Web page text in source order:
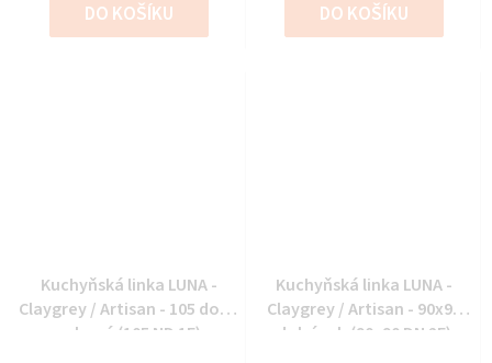
DO KOŠÍKU DO KOŠÍKU
Kuchyňská linka LUNA -
Claygrey / Artisan - 105 dolní
rohová (105 ND 1F)
Kuchyňská linka LUNA -
Claygrey / Artisan - 90x90
dolní roh (90x90 DN 2F)